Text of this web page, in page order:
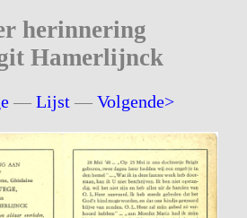
herinnering
Hamerlijnck
—Lijst —Volgende>